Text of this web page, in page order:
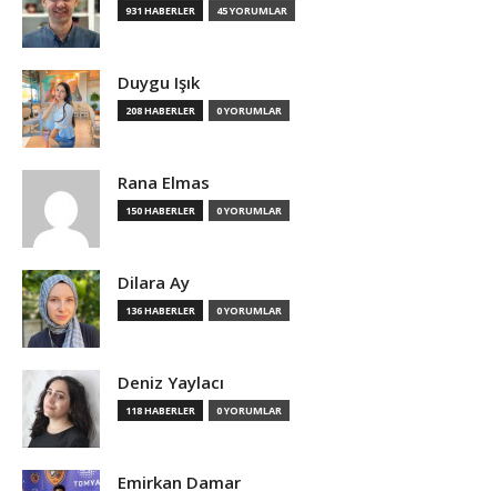
931 HABERLER 45 YORUMLAR
Duygu Işık
208 HABERLER 0 YORUMLAR
Rana Elmas
150 HABERLER 0 YORUMLAR
Dilara Ay
136 HABERLER 0 YORUMLAR
Deniz Yaylacı
118 HABERLER 0 YORUMLAR
Emirkan Damar